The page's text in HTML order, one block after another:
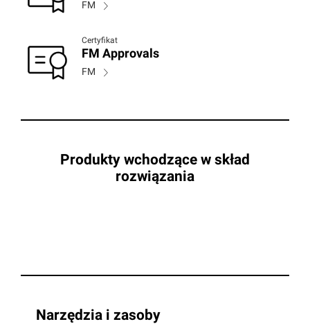
FM
Certyfikat
FM Approvals
FM
Produkty wchodzące w skład
rozwiązania
Narzędzia i zasoby